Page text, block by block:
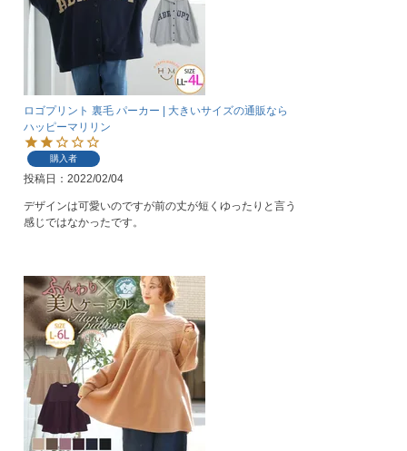
ロゴプリント 裏毛 パーカー | 大きいサイズの通販なら
ハッピーマリリン
購入者
投稿日 2022/02/04
デザインは可愛いのですが前の丈が短くゆったりと言う
感じではなかったです。